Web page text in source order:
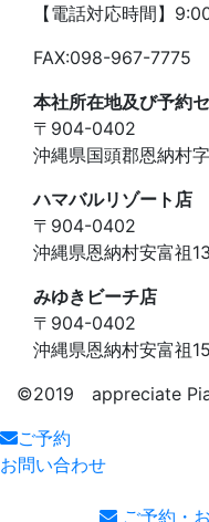
【電話対応時間】
FAX:098-967-7775
本社所在地及び予約
〒904-0402
沖縄県国頭郡恩納村
ハマバルリゾート店
〒904-0402
沖縄県恩納村安富祖
みゆきビーチ店
〒904-0402
沖縄県恩納村安富祖
©️2019 appreciate
ご予約
お問い合わせ
ご予約・